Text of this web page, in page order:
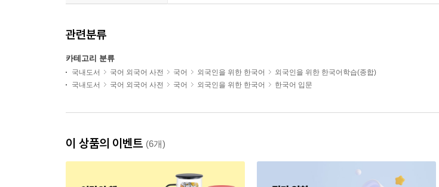
관련분류
카테고리 분류
국내도서 국어 외국어 사전 국어 외국인을 위한 한국어
외국인을 위한 한국어학습(종합)
국내도서
국어 외국어 사전 국어 외국인을 위한 한국어 한국어 입문
이 상품의 이벤트 (6개)